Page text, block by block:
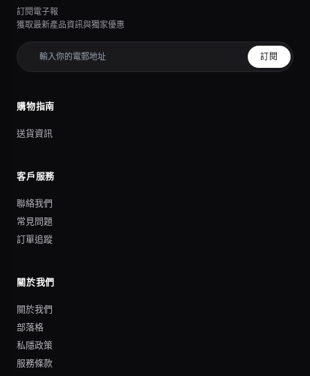
訂閱電子報
獲取最新產品資訊與獨家優惠
訂閱
購物指南
送貨資訊
客戶服務
聯絡我們
常見問題
訂單追蹤
關於我們
關於我們
部落格
私隱政策
服務條款